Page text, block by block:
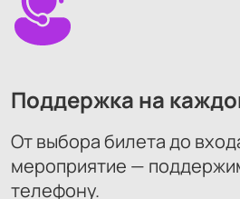
Поддержка на
От выбора билета до
мероприятие —
телефону.